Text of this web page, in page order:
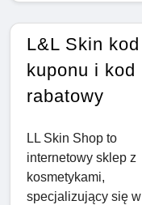
L&L Skin kod
kuponu i kod
rabatowy
LL Skin Shop to
internetowy sklep z
kosmetykami,
specjalizujący się w